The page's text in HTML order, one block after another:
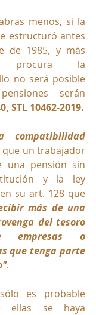
menos, si la
estructuró antes
de 1985, y más
procura la
no será posible
serán
STL 10462-2019.
compatibilidad
un trabajador
una pensión sin
y la ley
más de una
del tesoro
empresas o
que tenga parte
.
es probable
ellas se haya